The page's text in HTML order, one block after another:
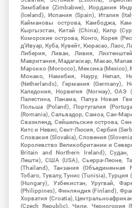
Зимбабве (Zimbabwe), Иордания
(Iceland), Испания (Spain), Италия
Каймановы острова, Камбоджа,
Кыргызстан, Китай (China), Кипр
Коморские острова, Конго, Корея
д'Ивуар, Куба, Кувейт, Кюрасао, Лаос,
Либерия, Ливан, Ливия,
Мавритания, Мадагаскар, Макао,
Марокко (Morocco), Мексика
Монако, Намибия, Науру, Непал,
(Netherlands), Германия (Germany),
Каледония, Норвегия (Norway), ОАЭ
Палестина, Панама, Папуа Новая
Польша (Poland), Португалия
(Romania), Сальвадор, Самоа, Сан-
Свазиленд, Сейшельские острова,
Китс и Невис, Сент-Люсия, Сербия
Словакия (Slovakia), Словения
Королевство Великобритании и
Britain and Northern Ireland),
Лешти), США (USA), Сьерра-Леоне,
(Thailand), Танзания (Объединенная
Тобаго, Тувалу, Тунис (Tunisia), Турция
(Hungary), Узбекистан, Уругвай,
(Philippines), Финляндия (Finland),
Хорватия (Croatia),
(Czech Republic), Чили, Черногория